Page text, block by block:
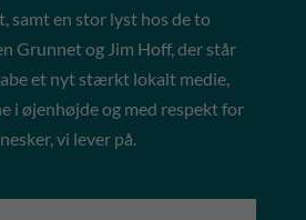
samt en stor lyst hos de to
Grunnet og Jim Hoff, der står
et nyt stærkt lokalt medie,
i øjenhøjde og med respekt for
vi lever på.